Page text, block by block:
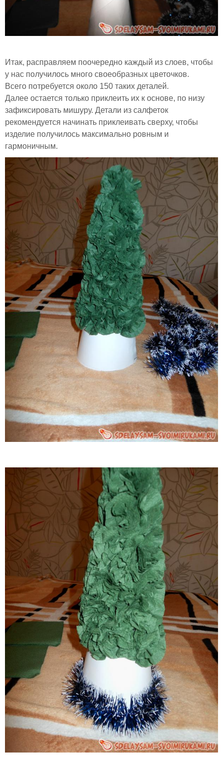
Итак, расправляем поочередно каждый из слоев, чтобы
у нас получилось много своеобразных цветочков.
Всего потребуется около 150 таких деталей.
Далее остается только приклеить их к основе, по низу
зафиксировать мишуру. Детали из салфеток
рекомендуется начинать приклеивать сверху, чтобы
изделие получилось максимально ровным и
гармоничным.